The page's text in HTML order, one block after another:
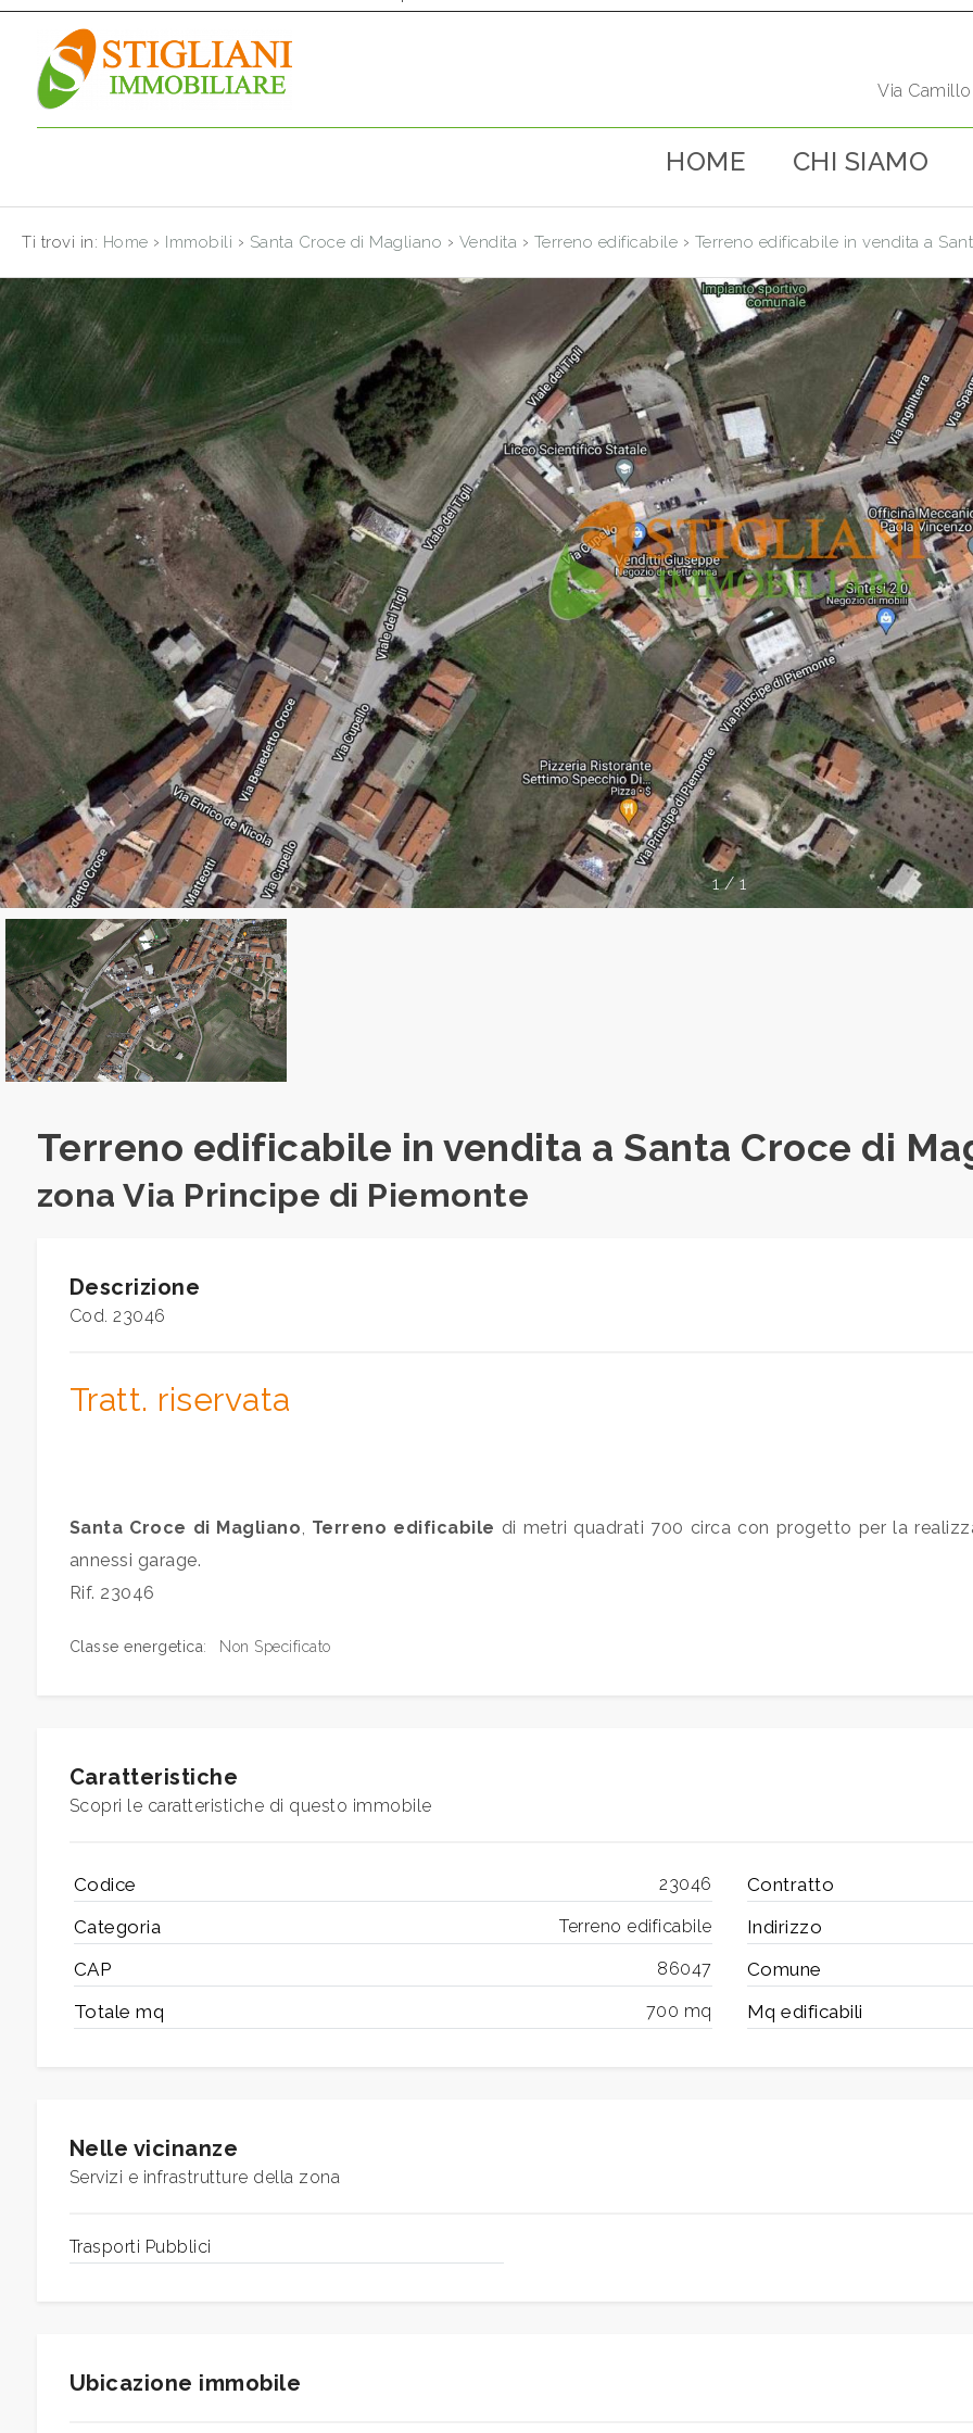
Via
HOME CHI SIAMO
Ti trovi in: Home › Immobili › Santa Croce di Magliano › Vendita › Terreno edificabile › Terreno edificabile in vendita a
1 / 1
Terreno edificabile in vendita a Santa Croce di
zona Via Principe di Piemonte
Descrizione
Cod. 23046
Tratt. riservata
Santa Croce di Magliano, Terreno edificabile di metri quadrati 700 circa con progetto per la
annessi garage.
Rif. 23046
Classe energetica: Non Specificato
Caratteristiche
Scopri le caratteristiche di questo immobile
Codice 23046 Contratto
Categoria Terreno edificabile Indirizzo
CAP 86047 Comune
Totale mq 700 mq Mq edificabili
Nelle vicinanze
Servizi e infrastrutture della zona
Trasporti Pubblici
Ubicazione immobile
HOME
CHI
IMMOBILI
SERVIZI
CONTATTI
Codice
Vendita
Affitto
Scegli
dove
cercare
Provincia
Comune
Tipologia
-
multiscelta
Qualsiasi
Residenziali
Commerciali
Terreni
minimi